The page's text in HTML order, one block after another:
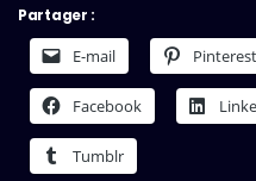
Partager :
E-mail Pinterest
Facebook
Tumblr